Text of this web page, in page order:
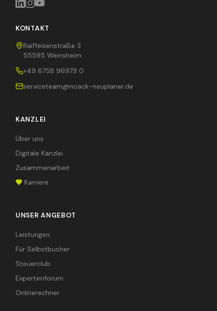
KONTAKT
Raiffeisenstraße 3
55595 Weinsheim
+49 6758 96979 0
serviceteam@noack-neuplaner.de
KANZLEI
Über uns
Digitale Kanzlei
Zusammenarbeit
Karriere
UNSER ANGEBOT
Leistungen
Für Selbstbucher
Steuerclub
Expertenforum
Onlinerechner